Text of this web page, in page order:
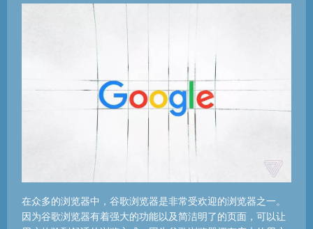
在众多的浏览器中，谷歌浏览器是非常受欢迎的浏览器之一。
因为谷歌浏览器有着强大的功能以及简洁明了的页面，可以让